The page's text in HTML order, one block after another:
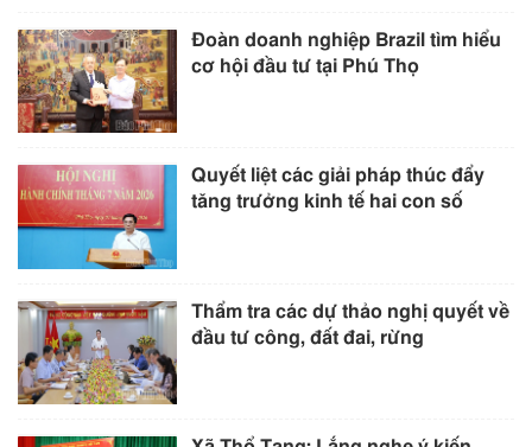
Đoàn doanh nghiệp Brazil tìm hiểu
cơ hội đầu tư tại Phú Thọ
Quyết liệt các giải pháp thúc đẩy
tăng trưởng kinh tế hai con số
Thẩm tra các dự thảo nghị quyết về
đầu tư công, đất đai, rừng